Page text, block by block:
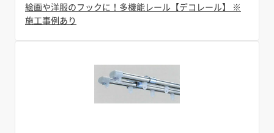
絵画や洋服のフックに！多機能レール【デコレール】 ※
施工事例あり